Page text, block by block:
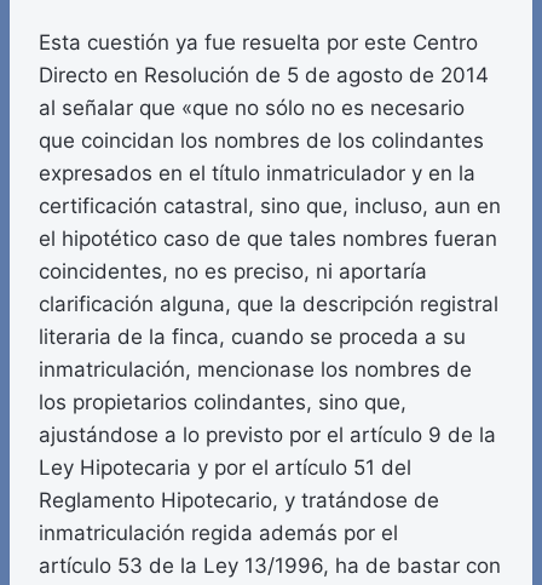
Esta cuestión ya fue resuelta por este Centro
Directo en Resolución de 5 de agosto de 2014
al señalar que «que no sólo no es necesario
que coincidan los nombres de los colindantes
expresados en el título inmatriculador y en la
certificación catastral, sino que, incluso, aun en
el hipotético caso de que tales nombres fueran
coincidentes, no es preciso, ni aportaría
clarificación alguna, que la descripción registral
literaria de la finca, cuando se proceda a su
inmatriculación, mencionase los nombres de
los propietarios colindantes, sino que,
ajustándose a lo previsto por el artículo 9 de la
Ley Hipotecaria y por el artículo 51 del
Reglamento Hipotecario, y tratándose de
inmatriculación regida además por el
artículo 53 de la Ley 13/1996, ha de bastar con